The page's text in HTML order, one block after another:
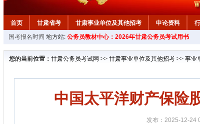
首页 甘肃省考 甘肃事业单位及其他招考 申论资料
国考报名时间 地方站: 公务员教材中心：2026年甘肃公务员考试用书
您的当前位置： 甘肃公务员考试网 >> 甘肃事业单位及其他招考 >> 事业
中国太平洋财产保险
发布：2025-12-24